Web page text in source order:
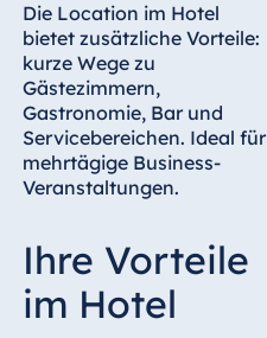
El Sheikh
Albanien
Hotel Plaza
Tirana
Bay
Die Location im Hotel
bietet zusätzliche Vorteile:
kurze Wege zu
Gästezimmern,
Gastronomie, Bar und
Servicebereichen. Ideal für
mehrtägige Business-
Veranstaltungen.
Ihre Vorteile
im Hotel